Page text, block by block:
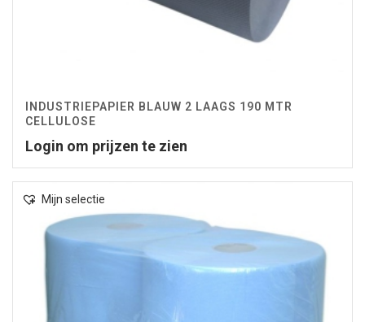
INDUSTRIEPAPIER BLAUW 2 LAAGS 190 MTR
CELLULOSE
Login om prijzen te zien
Mijn selectie